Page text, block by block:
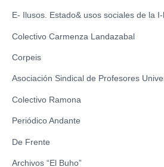
E- Ilusos. Estado& usos sociales de la
Colectivo Carmenza Landazabal
Corpeis
Asociación Sindical de Profesores
Colectivo Ramona
Periódico Andante
De Frente
Archivos “El Buho”